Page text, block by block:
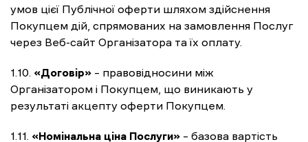
умов цієї Публічної оферти шляхом здійснення
Покупцем дій, спрямованих на замовлення Послуг
через Веб-сайт Організатора та їх оплату.
1.10. «Договір» – правовідносини між
Організатором і Покупцем, що виникають у
результаті акцепту оферти Покупцем.
1.11. «Номінальна ціна Послуги» – базова вартість